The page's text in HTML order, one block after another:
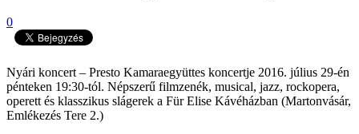
0
Nyári koncert – Presto Kamaraegyüttes koncertje 2016. július 29-én
pénteken 19:30-tól. Népszerű filmzenék, musical, jazz, rockopera,
operett és klasszikus slágerek a Für Elise Kávéházban (Martonvásár,
Emlékezés Tere 2.)